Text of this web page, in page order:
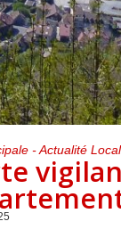
- Actualité